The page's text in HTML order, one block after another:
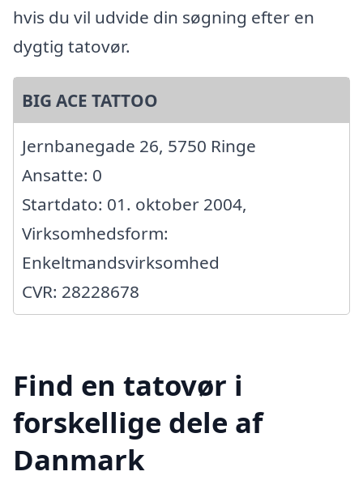
hvis du vil udvide din søgning efter en
dygtig tatovør.
BIG ACE TATTOO
Jernbanegade 26, 5750 Ringe
Ansatte: 0
Startdato: 01. oktober 2004,
Virksomhedsform:
Enkeltmandsvirksomhed
CVR: 28228678
Find en tatovør i
forskellige dele af
Danmark